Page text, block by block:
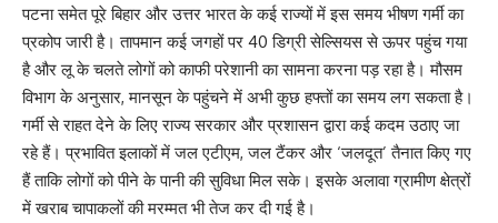
पटना समेत पूरे बिहार और उत्तर भारत के कई राज्यों में इस समय भीषण गर्मी का
प्रकोप जारी है। तापमान कई जगहों पर 40 डिग्री सेल्सियस से ऊपर पहुंच गया
है और लू के चलते लोगों को काफी परेशानी का सामना करना पड़ रहा है। मौसम
विभाग के अनुसार, मानसून के पहुंचने में अभी कुछ हफ्तों का समय लग सकता है।
गर्मी से राहत देने के लिए राज्य सरकार और प्रशासन द्वारा कई कदम उठाए जा
रहे हैं। प्रभावित इलाकों में जल एटीएम, जल टैंकर और ‘जलदूत’ तैनात किए गए
हैं ताकि लोगों को पीने के पानी की सुविधा मिल सके। इसके अलावा ग्रामीण क्षेत्रों
में खराब चापाकलों की मरम्मत भी तेज कर दी गई है।